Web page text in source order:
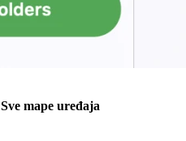
Sve mape uređaja